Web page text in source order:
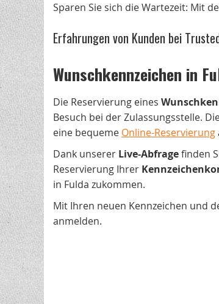
Sparen Sie sich die Wartezeit: Mit
Erfahrungen von Kunden bei
Wunschkennzeichen in
Die Reservierung eines
Besuch bei der Zulassungsstelle.
eine bequeme Online-Reservierung
Dank unserer Live-Abfragefinden
Reservierung Ihrer
in Fulda zukommen.
Mit Ihren neuen Kennzeichen und
anmelden.